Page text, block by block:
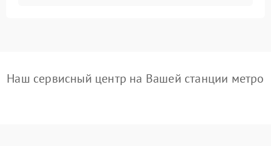
Наш сервисный центр на Вашей станции метро